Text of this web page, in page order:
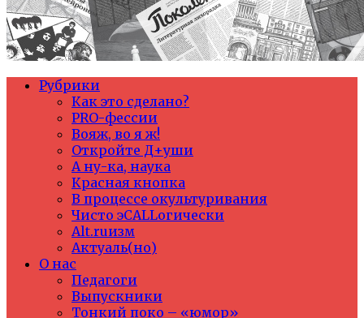
Рубрики
Как это сделано?
PRO-фессии
Вояж, во я ж!
Откройте Д+уши
А ну-ка, наука
Красная кнопка
В процессе окультуривания
Чисто эCALLогически
Alt.ruизм
Актуаль(но)
О нас
Педагоги
Выпускники
Тонкий поко – «юмор»